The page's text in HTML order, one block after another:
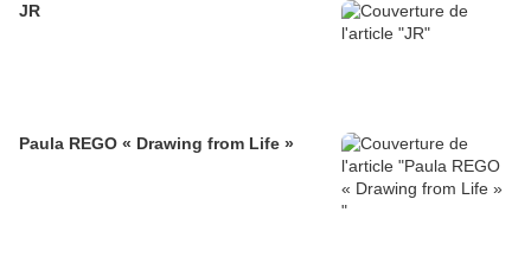
JR
Paula REGO « Drawing from Life »